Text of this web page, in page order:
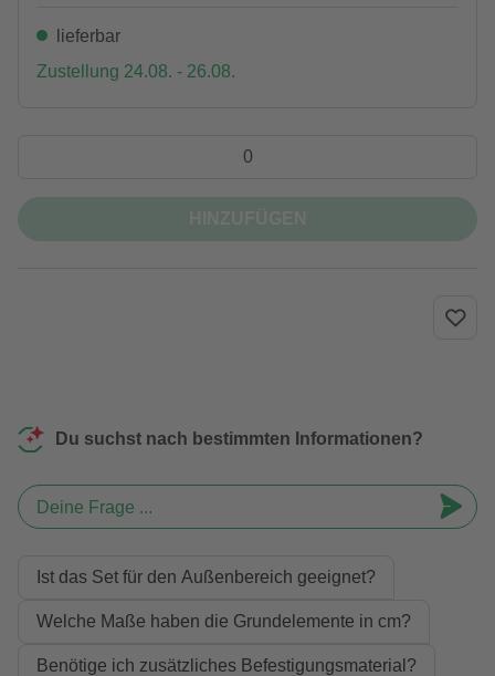
lieferbar
Zustellung 24.08. - 26.08.
Du suchst nach bestimmten Informationen?
Deine Frage ...
Ist das Set für den Außenbereich geeignet?
Welche Maße haben die Grundelemente in cm?
Benötige ich zusätzliches Befestigungsmaterial?